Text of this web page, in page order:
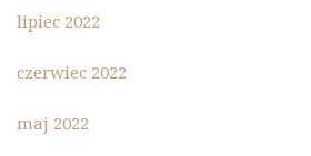
lipiec 2022
czerwiec 2022
maj 2022